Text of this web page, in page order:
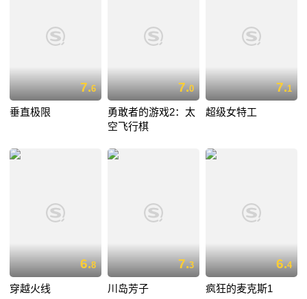
7.6
垂直极限
7.0
勇敢者的游戏2：太
空飞行棋
7.1
超级女特工
6.8
穿越火线
7.3
川岛芳子
6.4
疯狂的麦克斯1